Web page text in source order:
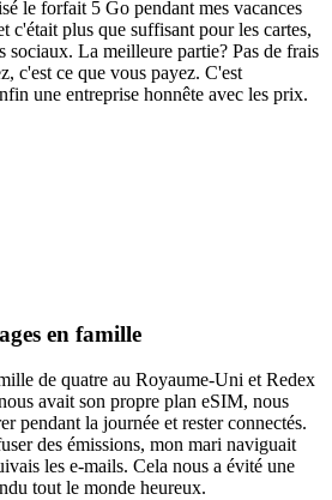
le forfait 5 Go pendant mes vacances
c'était plus que suffisant pour les cartes,
sociaux. La meilleure partie? Pas de frais
c'est ce que vous payez. C'est
une entreprise honnête avec les prix.
en famille
de quatre au Royaume-Uni et Redex
avait son propre plan eSIM, nous
pendant la journée et rester connectés.
des émissions, mon mari naviguait
les e-mails. Cela nous a évité une
tout le monde heureux.